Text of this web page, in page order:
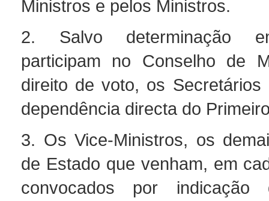
Ministros e pelos Ministros.
2. Salvo determinação
participam no Conselho de
direito de voto, os Secretários
dependência directa do
3. Os Vice-Ministros, os
de Estado que venham, em
convocados por indicação